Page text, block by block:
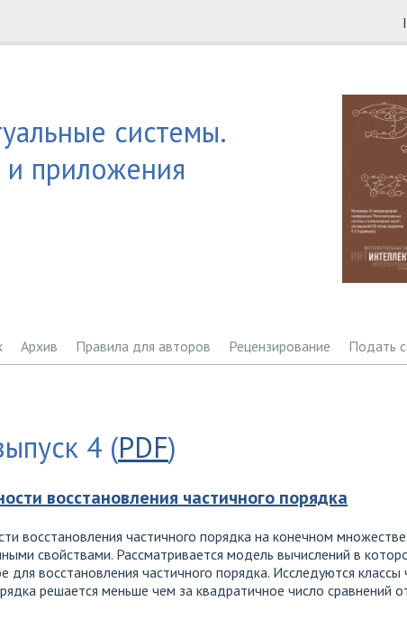
системы.
и приложения
Архив Правила для авторов Рецензирование Подать
4 (PDF)
восстановления частичного порядка
восстановления частичного порядка на конечном
свойствами. Рассматривается модель вычислений в
для восстановления частичного порядка. Исследуются
решается меньше чем за квадратичное число сравнений